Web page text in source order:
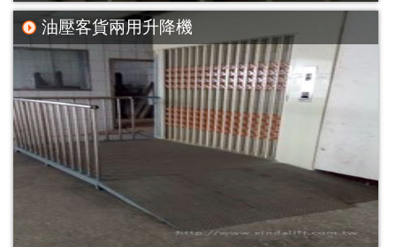
油壓客貨兩用升降機